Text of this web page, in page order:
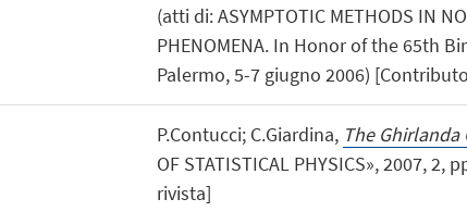
(atti di: ASYMPTOTIC METHODS IN
PHENOMENA. In Honor of the 65th
Palermo, 5-7 giugno 2006)
P.Contucci; C.Giardina, The
OF STATISTICAL PHYSICS», 2007, 2,
rivista]